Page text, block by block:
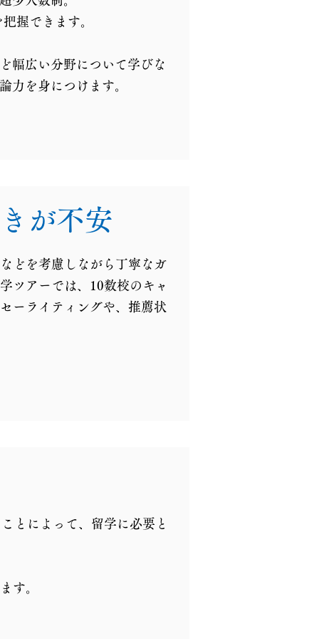
握できます。
幅広い分野について学びな
力を身につけます。
が不安
どを考慮しながら丁寧なガ
ツアーでは、10数校のキャ
ーライティングや、推薦状
とによって、留学に必要と
す。